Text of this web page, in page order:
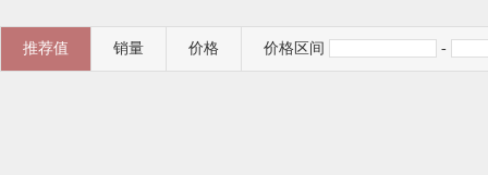
推荐值 销量 价格 价格区间 -